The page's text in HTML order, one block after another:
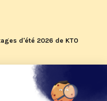
d'été 2026 de KTO
du pape Léon
à suivre sur KTO le